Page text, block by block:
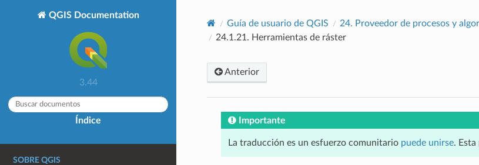
QGIS Documentation
3.44
Índice
SOBRE QGIS
Guía de usuario de QGIS 24. Proveedor de procesos y
24.1.21. Herramientas de ráster
Anterior
Importante
La traducción es un esfuerzo comunitario puede unirse. Esta